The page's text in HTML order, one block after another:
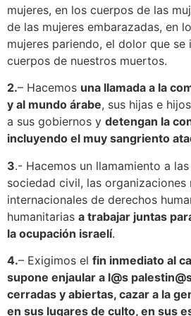
mujeres, en los cuerpos de las
de las mujeres embarazadas, en
mujeres pariendo, el dolor que se
cuerpos de nuestros muertos.
2.– Hacemos una llamada a la
y al mundo árabe, sus hijas e
a sus gobiernos y detengan la
incluyendo el muy sangriento
3.- Hacemos un llamamiento a
sociedad civil, las organizaciones
internacionales de derechos
humanitarias a trabajar juntas
la ocupación israelí.
4.– Exigimos el fin inmediato al
supone enjaular a l@s
cerradas y abiertas, cazar a la
en sus lugares de culto, en sus